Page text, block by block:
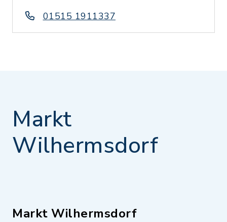
01515 1911337
Markt
Wilhermsdorf
Markt Wilhermsdorf